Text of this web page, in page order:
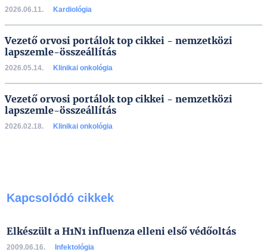
2026.06.11. Kardiológia
Vezető orvosi portálok top cikkei - nemzetközi
lapszemle-összeállítás
2026.05.14. Klinikai onkológia
Vezető orvosi portálok top cikkei - nemzetközi
lapszemle-összeállítás
2026.02.18. Klinikai onkológia
Kapcsolódó cikkek
Elkészült a H1N1 influenza elleni első védőoltás
2009.06.16. Infektológia